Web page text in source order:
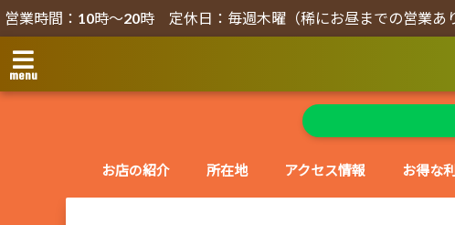
営業時間：10時～20時 定休日：毎週木曜（稀にお昼までの営業あ
menu
お店の紹介 所在地 アクセス情報 お得な